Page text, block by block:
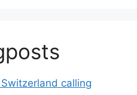
calling